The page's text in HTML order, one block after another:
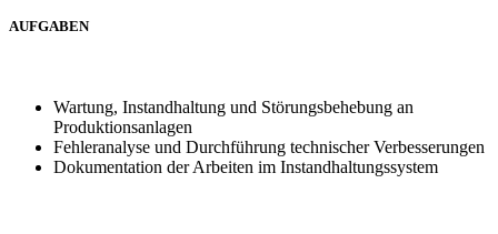
AUFGABEN
Wartung, Instandhaltung und Störungsbehebung an
Produktionsanlagen
Fehleranalyse und Durchführung technischer Verbesserungen
Dokumentation der Arbeiten im Instandhaltungssystem